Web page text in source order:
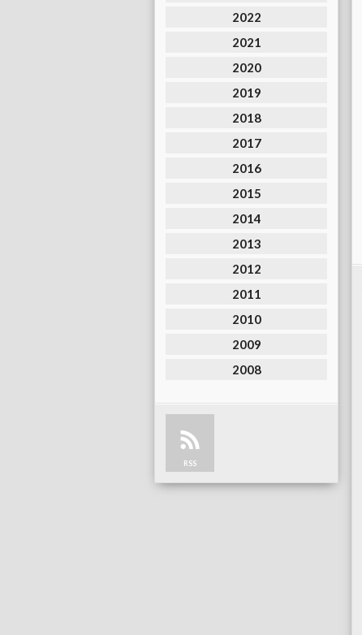
2022
2021
2020
2019
2018
2017
2016
2015
2014
2013
2012
2011
2010
2009
2008
RSS